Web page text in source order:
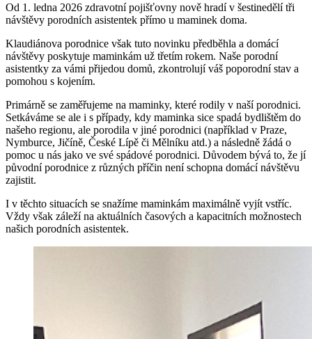
Od 1. ledna 2026 zdravotní pojišťovny nově hradí v šestinedělí tři
návštěvy porodních asistentek přímo u maminek doma.
Klaudiánova porodnice však tuto novinku předběhla a domácí
návštěvy poskytuje maminkám už třetím rokem. Naše porodní
asistentky za vámi přijedou domů, zkontrolují váš poporodní stav a
pomohou s kojením.
Primárně se zaměřujeme na maminky, které rodily v naší porodnici.
Setkáváme se ale i s případy, kdy maminka sice spadá bydlištěm do
našeho regionu, ale porodila v jiné porodnici (například v Praze,
Nymburce, Jičíně, České Lípě či Mělníku atd.) a následně žádá o
pomoc u nás jako ve své spádové porodnici. Důvodem bývá to, že jí
původní porodnice z různých příčin není schopna domácí návštěvu
zajistit.
I v těchto situacích se snažíme maminkám maximálně vyjít vstříc.
Vždy však záleží na aktuálních časových a kapacitních možnostech
našich porodních asistentek.